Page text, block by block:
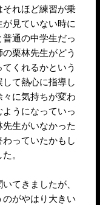
れほど練習が乗
が見ていない時に
通の中学生だっ
栗林先生がどう
くれるかという
て熱心に指導し
に気持ちが変わ
うになっていっ
生がいなかった
っていたかもし
。
てきましたが、
がやはり大きい